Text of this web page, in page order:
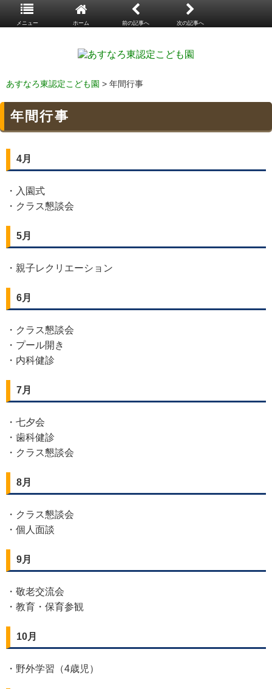
あすなろ東認定こども園 > 年間行事
年間行事
4月
・入園式
・クラス懇談会
5月
・親子レクリエーション
6月
・クラス懇談会
・プール開き
・内科健診
7月
・七夕会
・歯科健診
・クラス懇談会
8月
・クラス懇談会
・個人面談
9月
・敬老交流会
・教育・保育参観
10月
・野外学習（4歳児）
メニュー ホーム 前の記事へ 次の記事へ